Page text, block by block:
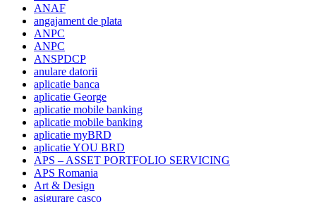
ANAF
angajament de plata
ANPC
ANPC
ANSPDCP
anulare datorii
aplicatie banca
aplicatie George
aplicatie mobile banking
aplicatie mobile banking
aplicatie myBRD
aplicatie YOU BRD
APS – ASSET PORTFOLIO SERVICING
APS Romania
Art & Design
asigurare casco